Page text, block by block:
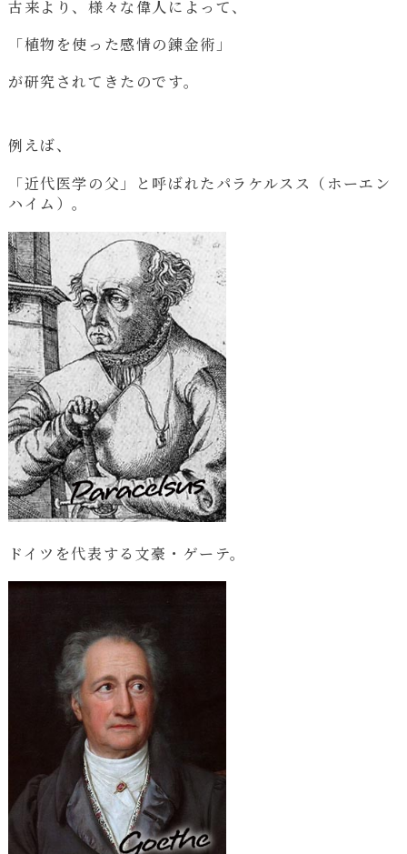
古来より、様々な偉人によって、
「植物を使った感情の錬金術」
が研究されてきたのです。
例えば、
「近代医学の父」と呼ばれたパラケルスス（ホーエン
ハイム）。
ドイツを代表する文豪・ゲーテ。